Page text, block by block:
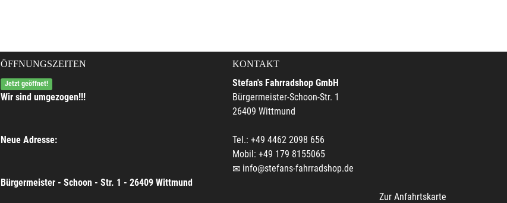
ÖFFNUNGSZEITEN
Jetzt geöffnet!
Wir sind umgezogen!!!
Neue Adresse:
Bürgermeister - Schoon - Str. 1 - 26409 Wittmund
KONTAKT
Stefan's Fahrradshop GmbH
Bürgermeister-Schoon-Str. 1
26409 Wittmund
Tel.: +49 4462 2098 656
Mobil: +49 179 8155065
info@stefans-fahrradshop.de
Zur Anfahrtskarte